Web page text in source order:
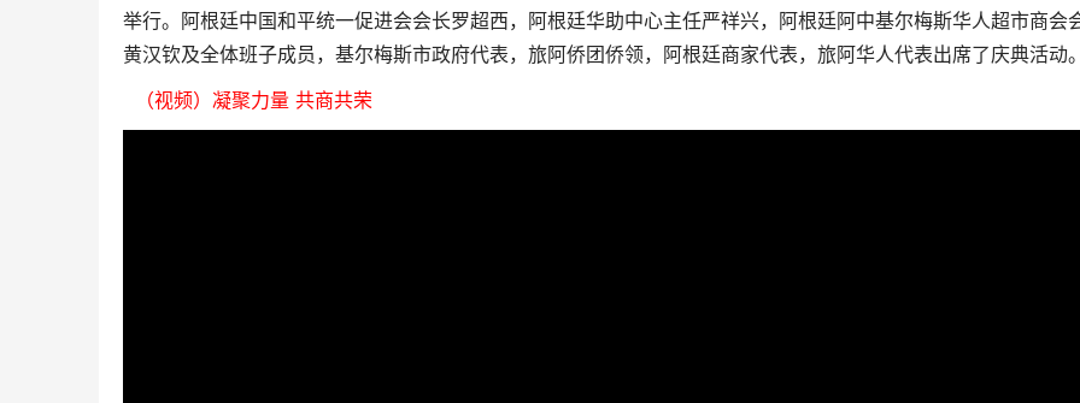
举行。阿根廷中国和平统一促进会会长罗超西，阿根廷华助中心主任严祥兴，阿根廷阿中基尔梅斯华人超市商会
黄汉钦及全体班子成员，基尔梅斯市政府代表，旅阿侨团侨领，阿根廷商家代表，旅阿华人代表出席了庆典活动
（视频）凝聚力量 共商共荣